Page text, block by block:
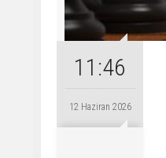
11:46
12 Haziran 2026